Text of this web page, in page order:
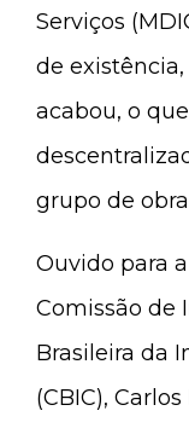
Serviços
de existência,
acabou, o
grupo de
Ouvido para
Comissão de
Brasileira da
(CBIC),